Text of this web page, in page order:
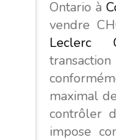
Ontario à
vendre
Leclerc
maximal
contrôler
impose